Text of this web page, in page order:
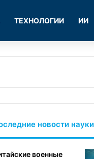
ТЕХНОЛОГИИ ИИ
новости науки
военные